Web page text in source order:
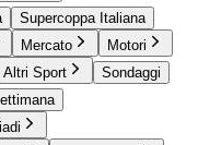
Supercoppa Italiana
Mercato
Motori
Altri Sport
Sondaggi